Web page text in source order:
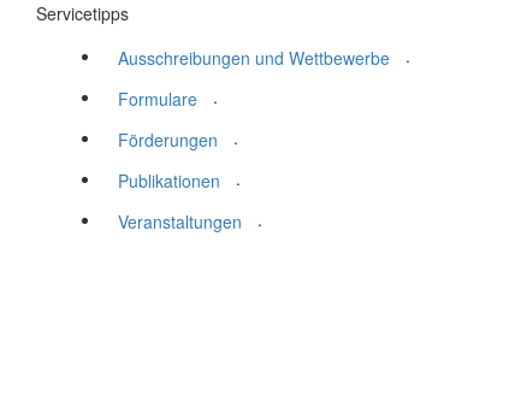
Servicetipps
Ausschreibungen und Wettbewerbe
.
Formulare
.
Förderungen
.
Publikationen
.
Veranstaltungen
.